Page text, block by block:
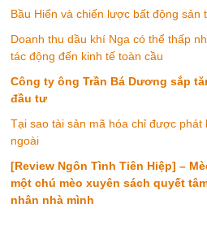
Bầu Hiển và chiến lược bất động sản
Doanh thu dầu khí Nga có thể thấp
tác động đến kinh tế toàn cầu
Công ty ông Trần Bá Dương sắp
đầu tư
Tại sao tài sản mã hóa chỉ được
ngoài
[Review Ngôn Tình Tiên Hiệp] –
một chú mèo xuyên sách quyết
nhân nhà mình